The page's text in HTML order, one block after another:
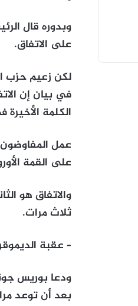
وبدوره قال
على الاتفاق.
لكن زعيم حزب
في بيان إن
الكلمة
عمل المفاوضون
على القمة
ثلاث مرات.
– عقبة
ودعا بوريس
بعد أن توعد